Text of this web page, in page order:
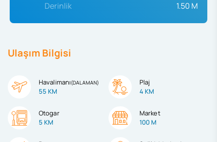
Derinlik
1.50 M
Ulaşım Bilgisi
Havalimanı(DALAMAN)
55 KM
Plaj
4 KM
Otogar
5 KM
Market
100 M